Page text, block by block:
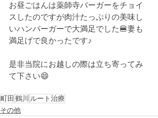
お昼ごはんは薬師寺バーガーをチョイ
スしたのですが肉汁たっぷりの美味し
いハンバーガーで大満足でした🍔妻も
満足げで良かったです♪
是非当院にお越しの際は立ち寄ってみ
て下さい😄
町田 鶴川 ルート治療
その他